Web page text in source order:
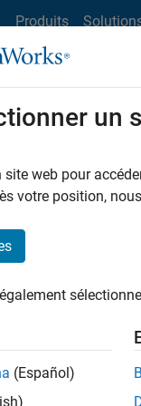
Produits
MathWorks
Adresses de
FILTRER
d'offre
Les
un
site web pour
votre position,
(Español)